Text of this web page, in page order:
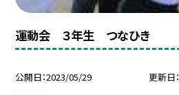
運動会 ３年生 つなひき
公開日 2023/05/29 更新日